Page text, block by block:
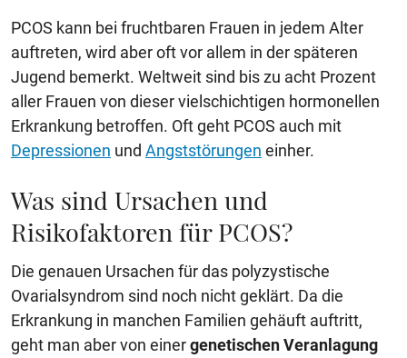
PCOS kann bei fruchtbaren Frauen in jedem Alter
auftreten, wird aber oft vor allem in der späteren
Jugend bemerkt. Weltweit sind bis zu acht Prozent
aller Frauen von dieser vielschichtigen hormonellen
Erkrankung betroffen. Oft geht PCOS auch mit
Depressionen und Angststörungen einher.
Was sind Ursachen und
Risikofaktoren für PCOS?
Die genauen Ursachen für das polyzystische
Ovarialsyndrom sind noch nicht geklärt. Da die
Erkrankung in manchen Familien gehäuft auftritt,
geht man aber von einergenetischen Veranlagung